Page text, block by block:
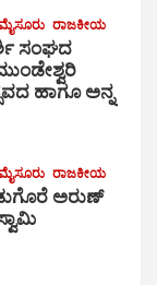
ರಾಜಕೀಯ
ಸಂಘದ
ಹಾಗೂ ಅನ್ನ
ರಾಜಕೀಯ
ಅರುಣ್